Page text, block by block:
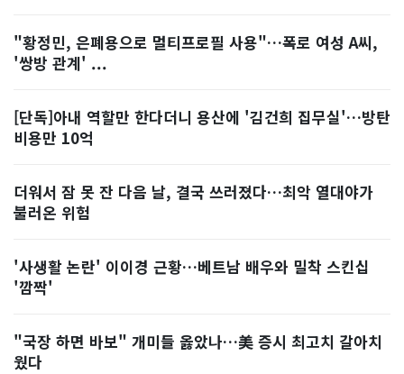
"황정민, 은폐용으로 멀티프로필 사용"…폭로 여성 A씨,
'쌍방 관계' ...
[단독]아내 역할만 한다더니 용산에 '김건희 집무실'…방탄
비용만 10억
더워서 잠 못 잔 다음 날, 결국 쓰러졌다…최악 열대야가
불러온 위험
'사생활 논란' 이이경 근황…베트남 배우와 밀착 스킨십
'깜짝'
"국장 하면 바보" 개미들 옳았나…美 증시 최고치 갈아치
웠다